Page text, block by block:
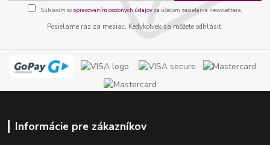
Súhlasím sospracovaním osobných údajov za účelom zasielania newslettera.
Posielame raz za mesiac. Kedykoľvek sa môžete odhlásiť.
Informácie pre zákazníkov